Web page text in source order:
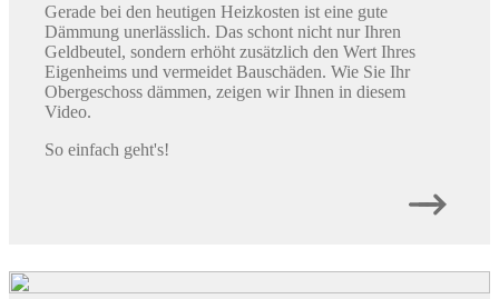
Gerade bei den heutigen Heizkosten ist eine gute
Dämmung unerlässlich. Das schont nicht nur Ihren
Geldbeutel, sondern erhöht zusätzlich den Wert Ihres
Eigenheims und vermeidet Bauschäden. Wie Sie Ihr
Obergeschoss dämmen, zeigen wir Ihnen in diesem
Video.
So einfach geht's!